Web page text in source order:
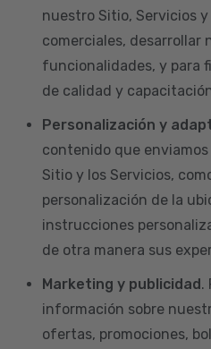
nuestro Sitio, Servicios
comerciales, desarrollar
funcionalidades, y para
de calidad y
Personalización y
contenido que
Sitio y los Servicios,
personalización de la
instrucciones
de otra manera sus
Marketing y publicidad.
información sobre
ofertas, promociones,